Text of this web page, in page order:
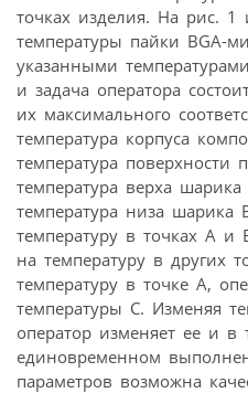
точках изделия. На рис.
температуры пайки BGA-
указанными
и задача оператора
их максимального
температура корпуса
температура поверхности
температура верха
температура низа шарика
температуру в точках A и
на температуру в других
температуру в точке А,
температуры С. Изменяя
оператор изменяет ее и в
единовременном
параметров возможна